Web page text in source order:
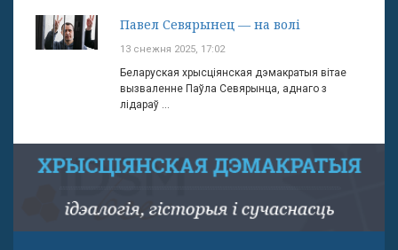
Павел Севярынец — на волі
13 снежня 2025, 17:02
Беларуская хрысціянская дэмакратыя вітае
вызваленне Паўла Севярынца, аднаго з
лідараў ...